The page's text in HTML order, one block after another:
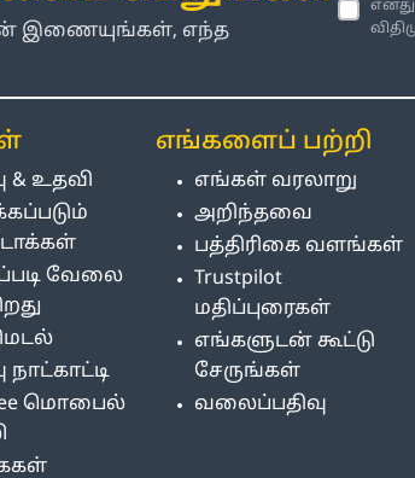
இணையுங்கள், எந்த
& உதவி
வேலை
நாட்காட்டி
மொபைல்
எங்களைப் பற்றி
எங்கள் வரலாறு
அறிந்தவை
பத்திரிகை வளங்கள்
Trustpilot
மதிப்புரைகள்
எங்களுடன் கூட்டு
சேருங்கள்
வலைப்பதிவு